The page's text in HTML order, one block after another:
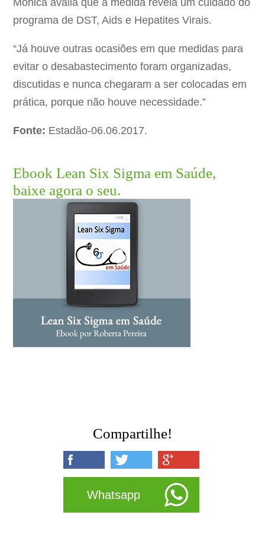
Monica avalia que a medida revela um cuidado do
programa de DST, Aids e Hepatites Virais.
“Já houve outras ocasiões em que medidas para
evitar o desabastecimento foram organizadas,
discutidas e nunca chegaram a ser colocadas em
prática, porque não houve necessidade.”
Fonte: Estadão-06.06.2017.
Ebook Lean Six Sigma em Saúde,
baixe agora o seu.
Compartilhe!
Whatsapp